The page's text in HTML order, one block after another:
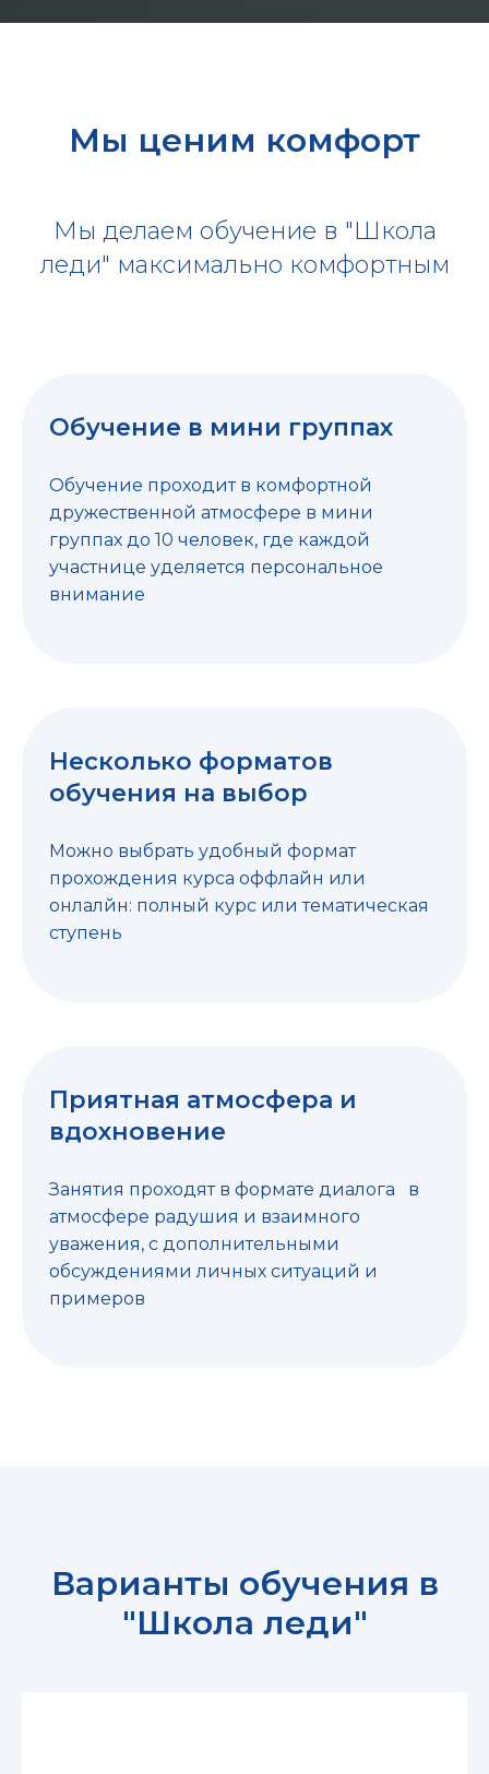
Мы ценим комфорт
Мы делаем обучение в "Школа
леди" максимально комфортным
Обучение в мини группах
Обучение проходит в комфортной
дружественной атмосфере в мини
группах до 10 человек, где каждой
участнице уделяется персональное
внимание
Несколько форматов
обучения на выбор
Можно выбрать удобный формат
прохождения курса оффлайн или
онлалйн: полный курс или тематическая
ступень
Приятная атмосфера и
вдохновение
Занятия проходят в формате диалога в
атмосфере радушия и взаимного
уважения, с дополнительными
обсуждениями личных ситуаций и
примеров
Варианты обучения в
"Школа леди"